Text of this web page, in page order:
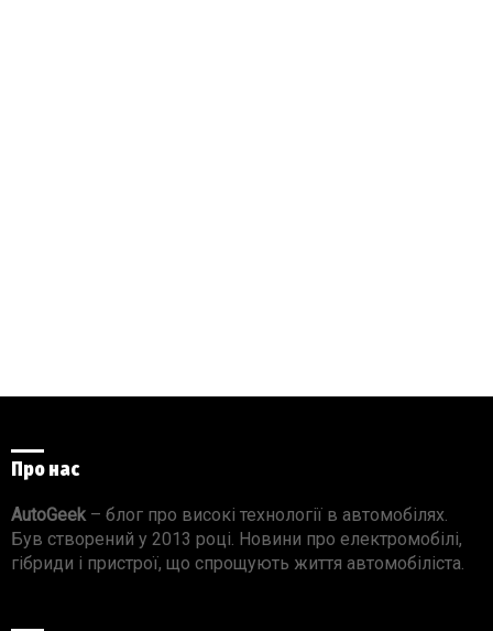
Про нас
AutoGeek – блог про високі технології в автомобілях.
Був створений у 2013 році. Новини про електромобілі,
гібриди і пристрої, що спрощують життя автомобіліста.